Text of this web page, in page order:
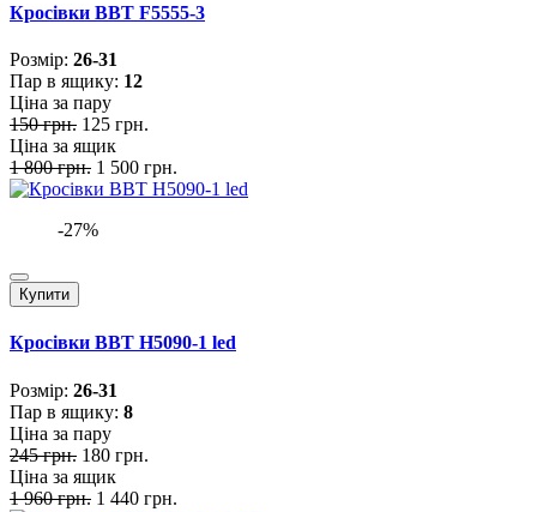
Кросівки BBT F5555-3
Розмiр: 26-31
Пар в ящику: 12
Ціна за пару
150 грн. 125 грн.
Ціна за ящик
1 800 грн. 1 500 грн.
-27%
Купити
Кросівки BBT H5090-1 led
Розмiр: 26-31
Пар в ящику: 8
Ціна за пару
245 грн. 180 грн.
Ціна за ящик
1 960 грн. 1 440 грн.